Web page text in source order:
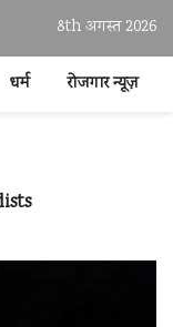
8th अगस्त 2026
धर्म रोजगार न्यूज़